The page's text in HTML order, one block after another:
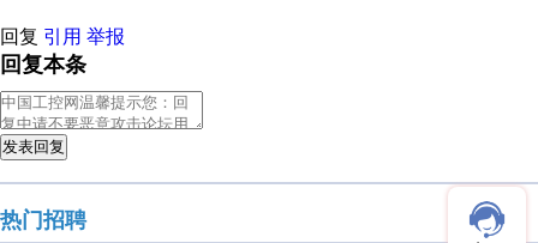
回复 引用 举报
回复本条
发表回复
热门招聘